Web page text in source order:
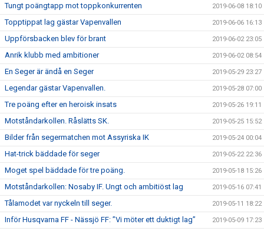
Tungt poängtapp mot toppkonkurrenten 2019-06-08 18:10
Topptippat lag gästar Vapenvallen 2019-06-06 16:13
Uppförsbacken blev för brant 2019-06-02 23:05
Anrik klubb med ambitioner 2019-06-02 08:54
En Seger är ändå en Seger 2019-05-29 23:27
Legendar gästar Vapenvallen. 2019-05-28 07:00
Tre poäng efter en heroisk insats 2019-05-26 19:11
Motståndarkollen. Råslätts SK. 2019-05-25 15:52
Bilder från segermatchen mot Assyriska IK 2019-05-24 00:04
Hat-trick bäddade för seger 2019-05-22 22:36
Moget spel bäddade för tre poäng. 2019-05-18 15:26
Motståndarkollen: Nosaby IF. Ungt och ambitiöst lag 2019-05-16 07:41
Tålamodet var nyckeln till seger. 2019-05-11 18:22
Inför Husqvarna FF - Nässjö FF: ”Vi möter ett duktigt lag” 2019-05-09 17:23